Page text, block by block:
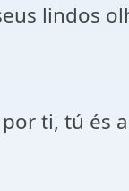
lindos
ti, tú